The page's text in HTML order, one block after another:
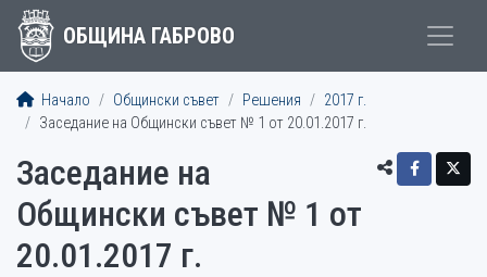
ОБЩИНА ГАБРОВО
Начало Общински съвет Решения
2017 г.
Заседание на Общински съвет № 1 от 20.01.2017 г.
Заседание на
Общински съвет № 1 от
20.01.2017 г.